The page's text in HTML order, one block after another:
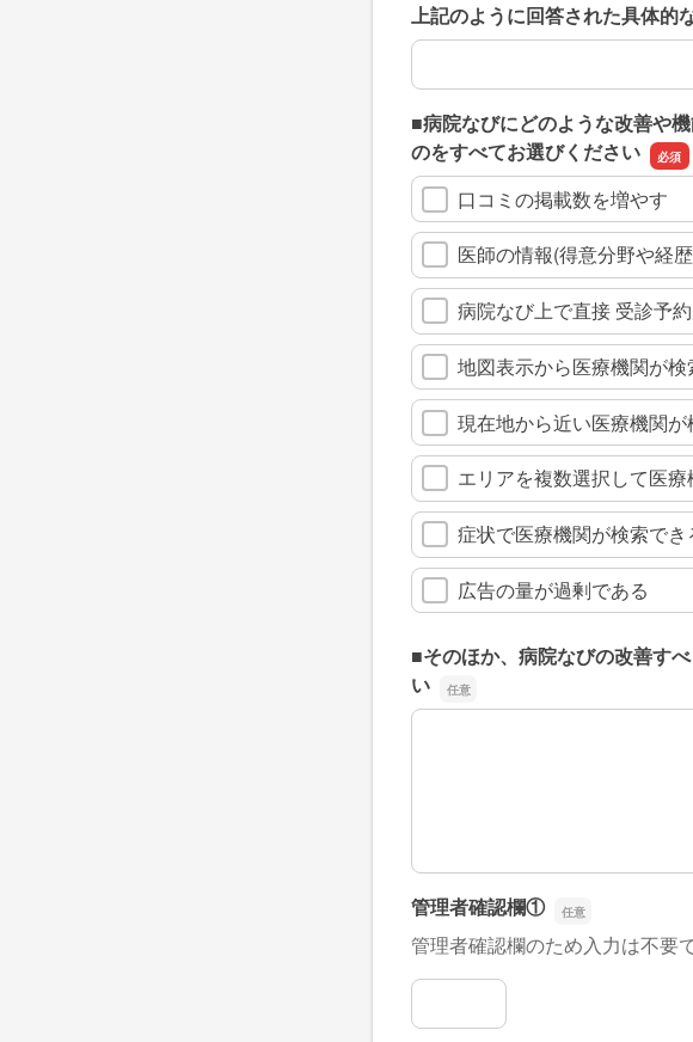
上記のように回答された具体的
上記のように回答された具体的
■病院なびにどのような改善や
のをすべてお選びください
口コミの掲載数を増やす
医師の情報(得意分野や経
病院なび上で直接 受診予
地図表示から医療機関が検
現在地から近い医療機関が
エリアを複数選択して医
症状で医療機関が検索でき
広告の量が過剰である
■そのほか、病院なびの改善す
い
■そのほか、病院なびの改善す
管理者確認欄①
管理者確認欄のため入力は不要で
管理者確認欄①